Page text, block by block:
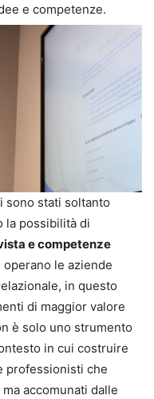
e competenze.
sono stati soltanto
la possibilità di
e competenze
le aziende
in questo
di maggior valore
è solo uno strumento
in cui costruire
professionisti che
accomunati dalle